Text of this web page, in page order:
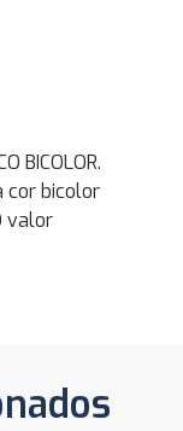
BICOLOR.
cor bicolor
valor